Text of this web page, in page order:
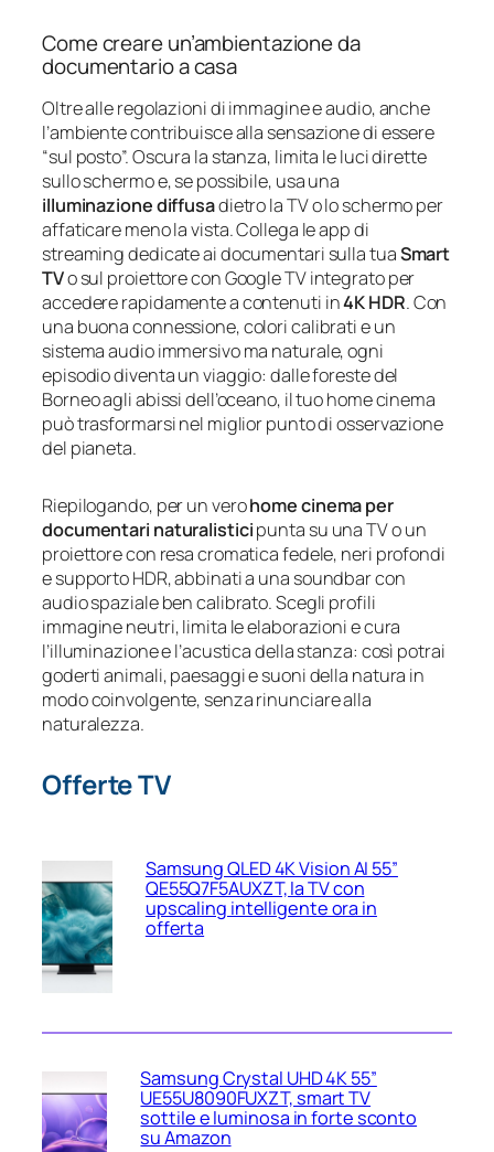
Come creare un’ambientazione da
documentario a casa
Oltre alle regolazioni di immagine e audio, anche
l’ambiente contribuisce alla sensazione di essere
“sul posto”. Oscura la stanza, limita le luci dirette
sullo schermo e, se possibile, usa una
illuminazione diffusadietro la TV o lo schermo per
affaticare meno la vista. Collega le app di
streaming dedicate ai documentari sulla tuaSmart
TVo sul proiettore con Google TV integrato per
accedere rapidamente a contenuti in4K HDR. Con
una buona connessione, colori calibrati e un
sistema audio immersivo ma naturale, ogni
episodio diventa un viaggio: dalle foreste del
Borneo agli abissi dell’oceano, il tuo home cinema
può trasformarsi nel miglior punto di osservazione
del pianeta.
Riepilogando, per un verohome cinema per
documentari naturalisticipunta su una TV o un
proiettore con resa cromatica fedele, neri profondi
e supporto HDR, abbinati a una soundbar con
audio spaziale ben calibrato. Scegli profili
immagine neutri, limita le elaborazioni e cura
l’illuminazione e l’acustica della stanza: così potrai
goderti animali, paesaggi e suoni della natura in
modo coinvolgente, senza rinunciare alla
naturalezza.
Offerte TV
Samsung QLED 4K Vision AI 55”
QE55Q7F5AUXZT, la TV con
upscaling intelligente ora in
offerta
Samsung Crystal UHD 4K 55”
UE55U8090FUXZT, smart TV
sottile e luminosa in forte sconto
su Amazon